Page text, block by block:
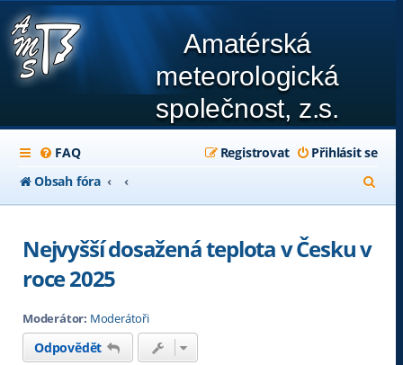
Amatérská
meteorologická
společnost, z.s.
FAQ Přihlásit se
Registrovat
Obsah fóra
l
Nejvyšší dosažená teplota v Česku v
roce 2025
Moderátor: Moderátoři
Odpovědět